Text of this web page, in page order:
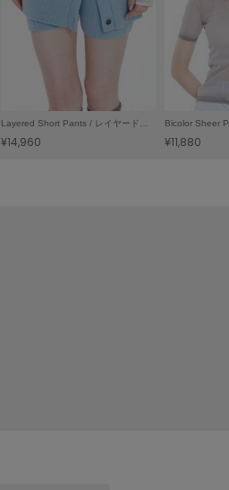
Layered Short Pants / レイヤードショートパンツ
¥14,960 ¥11,880